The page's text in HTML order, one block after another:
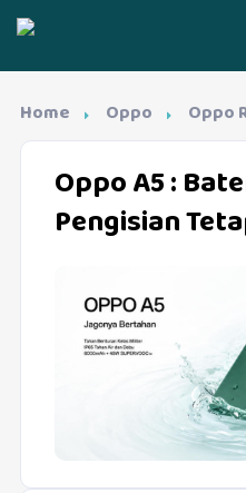
Home Oppo Oppo
Oppo A5:
Pengisian